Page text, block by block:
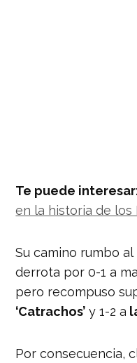
Te puede
en la historia de los
Su camino rumbo
derrota por 0-1 a
pero recompuso
‘Catrachos’ y 1-2 a
Por consecuencia,